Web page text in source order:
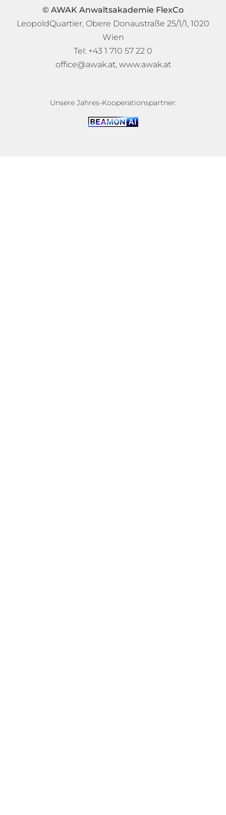
© AWAK Anwaltsakademie FlexCo
LeopoldQuartier, Obere Donaustraße 25/1/1, 1020
Wien
Tel: +43 1 710 57 22 0
office@awak.at, www.awak.at
Unsere Jahres-Kooperationspartner: